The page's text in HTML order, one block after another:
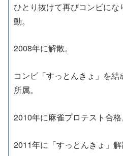
ひとり抜けて再びコンビに
動。
2008年に解散。
コンビ「すっとんきょ」を
所属。
2010年に麻雀プロテスト合格
2011年に「すっとんきょ」解